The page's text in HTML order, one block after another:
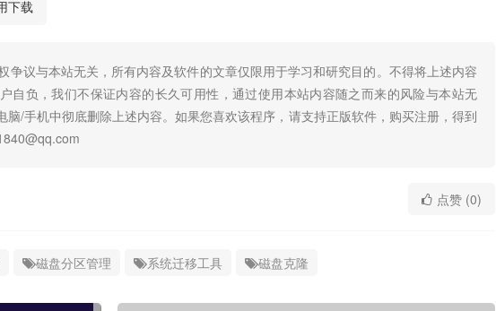
下载
争议与本站无关，所有内容及软件的文章仅限用于学习和研究目的。不得将上述内容
自负，我们不保证内容的长久可用性，通过使用本站内容随之而来的风险与本站无
/手机中彻底删除上述内容。如果您喜欢该程序，请支持正版软件，购买注册，得到
点赞 (0)
磁盘分区管理 系统迁移工具 磁盘克隆